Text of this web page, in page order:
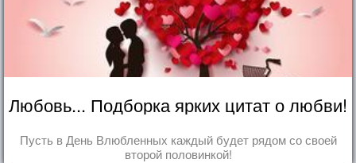
Любовь... Подборка ярких цитат о любви!
Пусть в День Влюбленных каждый будет рядом со своей
второй половинкой!